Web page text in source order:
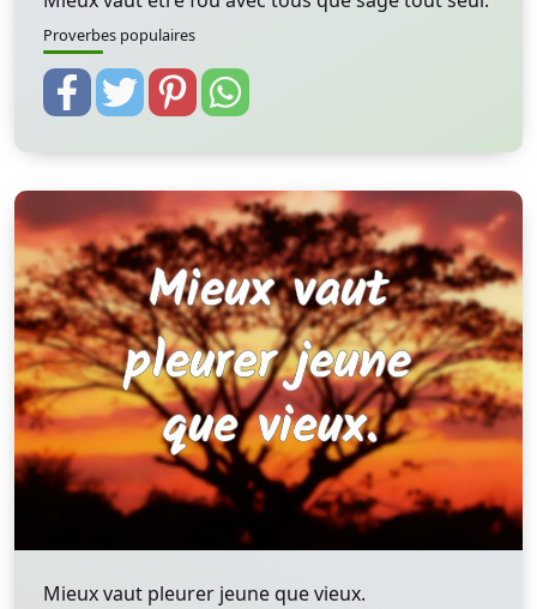
Proverbes populaires
Mieux vaut pleurer jeune que vieux.